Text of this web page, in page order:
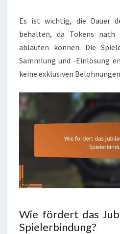
Es ist wichtig, die Dauer
behalten, da Tokens nach
ablaufen können. Die
Sammlung und -Einlösung
keine exklusiven
Wie fördert das
Spielerbindung?